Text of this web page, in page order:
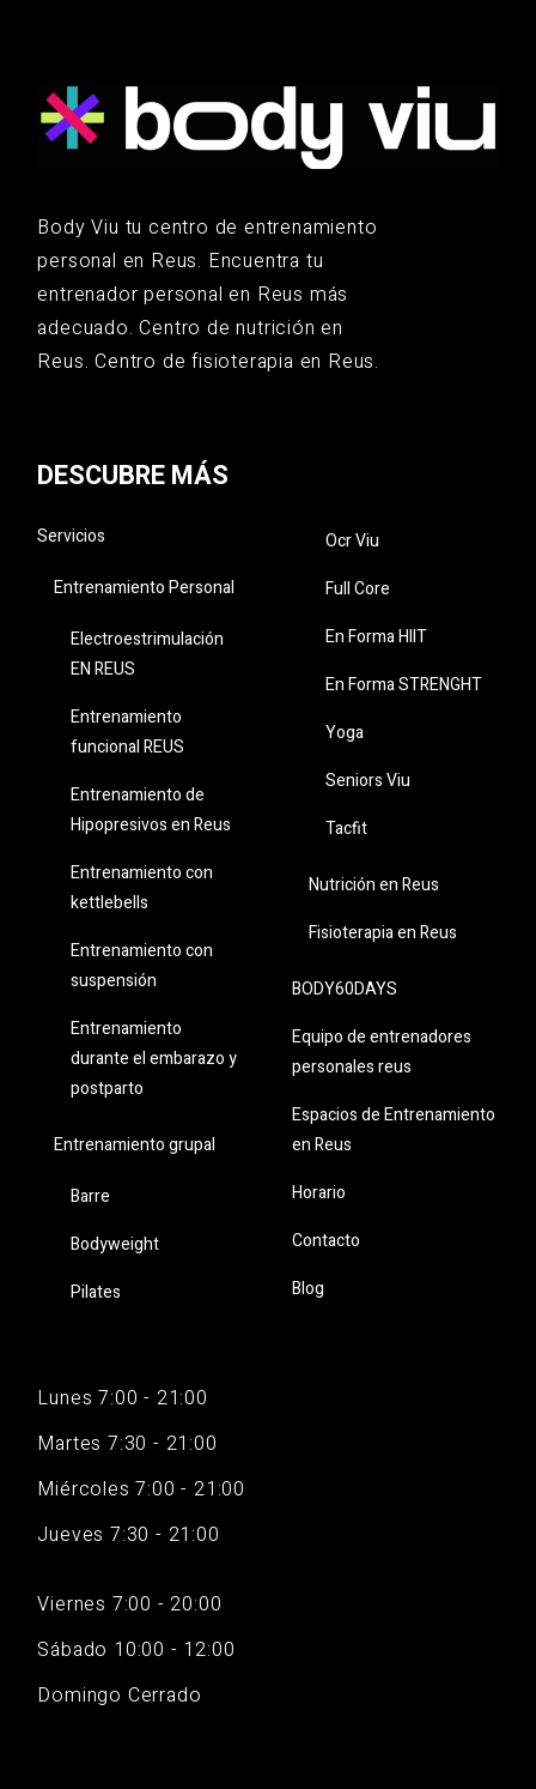
Body Viu tu centro de entrenamiento
personal en Reus. Encuentra tu
entrenador personal en Reus más
adecuado. Centro de nutrición en
Reus. Centro de fisioterapia en Reus.
DESCUBRE MÁS
Servicios
Entrenamiento Personal
Electroestrimulación
EN REUS
Entrenamiento
funcional REUS
Entrenamiento de
Hipopresivos en Reus
Entrenamiento con
kettlebells
Entrenamiento con
suspensión
Entrenamiento
durante el embarazo y
postparto
Entrenamiento grupal
Barre
Bodyweight
Pilates
Ocr Viu
Full Core
En Forma HIIT
En Forma STRENGHT
Yoga
Seniors Viu
Tacfit
Nutrición en Reus
Fisioterapia en Reus
BODY60DAYS
Equipo de entrenadores
personales reus
Espacios de Entrenamiento
en Reus
Horario
Contacto
Blog
Lunes 7:00 - 21:00
Martes 7:30 - 21:00
Miércoles 7:00 - 21:00
Jueves 7:30 - 21:00
Viernes 7:00 - 20:00
Sábado 10:00 - 12:00
Domingo Cerrado